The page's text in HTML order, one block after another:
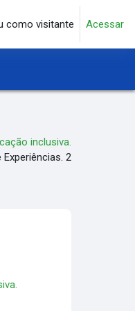
como visitante Acessar
inclusiva.
2